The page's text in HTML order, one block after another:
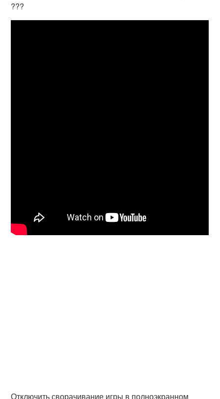
???
Отключить сворачивание игры в полноэкранном